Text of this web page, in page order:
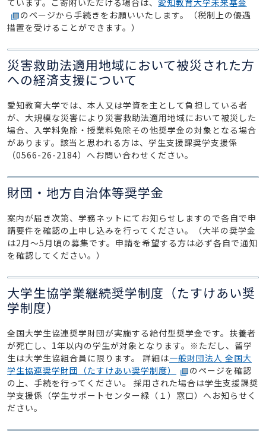
のページから手続きをお願いいたします。（税制上の優遇
措置を受けることができます。）
災害救助法適用地域において被災された方
への経済支援について
愛知教育大学では、本人又は学資を主として負担している者
が、大規模な災害により災害救助法適用地域において被災した
場合、入学料免除・授業料免除その他奨学金の対象となる場合
があります。該当と思われる方は、学生支援課奨学支援係
（0566-26-2184）へお問い合わせください。
財団・地方自治体等奨学金
案内が届き次第、学務ネットにてお知らせしますので各自で申
請要件を確認の上申し込みを行ってください。（大半の奨学金
は2月～5月頃の募集です。申請を希望する方は必ず各自で通知
を確認してください。）
大学生協学業継続奨学制度（たすけあい奨
学制度）
全国大学生協連奨学財団が実施する給付型奨学金です。扶養者
が死亡し、1年以内の学生が対象となります。※ただし、留学
生は大学生協組合員に限ります。 詳細は一般財団法人 全国大
学生協連奨学財団（たすけあい奨学制度）
のページを確認
の上、手続を行ってください。 採用された場合は学生支援課奨
学支援係（学生サポートセンター緑（１）窓口）へお知らせく
ださい。